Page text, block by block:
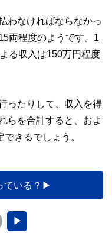
わなければならなかっ
両程度のようです。1
る収入は150万円程度
ったりして、収入を得
らを合計すると、およ
きるでしょう。
ている？
▶